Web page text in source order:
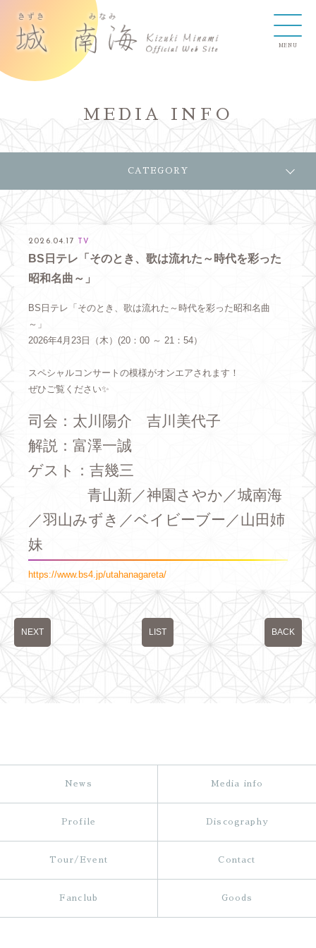
MEDIA INFO
CATEGORY
2026.04.17 TV
BS日テレ「そのとき、歌は流れた～時代を彩った
昭和名曲～」
BS日テレ「そのとき、歌は流れた～時代を彩った昭和名曲
～」
2026年4月23日（木）(20：00 ～ 21：54）
スペシャルコンサートの模様がオンエアされます！
ぜひご覧ください✨
司会：太川陽介 吉川美代子
解説：富澤一誠
ゲスト：吉幾三
青山新／神園さやか／城南海
／羽山みずき／ベイビーブー／山田姉
妹
https://www.bs4.jp/utahanagareta/
NEXT LIST BACK
News Media info
Profile Discography
Tour/Event Contact
Fanclub Goods